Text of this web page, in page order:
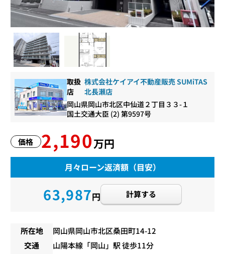
取扱
店
株式会社ケイアイ不動産販売 SUMiTAS
北長瀬店
岡山県岡山市北区中仙道２丁目３３-１
国土交通大臣 (2) 第9597号
価格 2,190万円
月々ローン返済額（目安）
63,987円 計算する
所在地
岡山県岡山市北区桑田町14-12
交通
山陽本線 「岡山 」駅 徒歩11分